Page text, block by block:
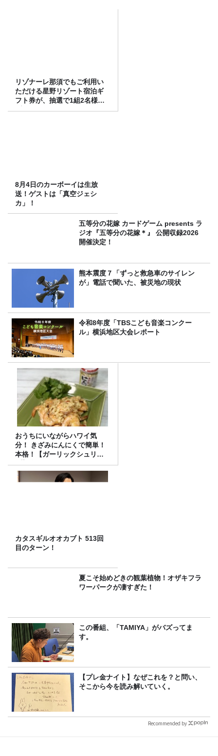
リゾナーレ那須でもご利用い
ただける星野リゾート宿泊ギ
フト券が、抽選で1組2名様に
プレゼント！
8月4日のカーボーイは生放
送！ゲストは「真空ジェシ
カ」！
五等分の花嫁 カードゲーム presents ラ
ジオ『五等分の花嫁＊』 公開収録2026
開催決定！
熊本震度７「ずっと救急車のサイレン
が」電話で聞いた、被災地の現状
令和8年度「TBSこども音楽コンクー
ル」横浜地区大会レポート
おうちにいながらハワイ気
分！ きざみにんにくで簡単！
本格！【ガーリックシュリン
プ】 桃屋のかんたんレシピ
カタスギルオオカブト 513回
目のターン！
夏こそ始めどきの観葉植物！オザキフラ
ワーパークが凄すぎた！
この番組、「TAMIYA」がバズってま
す。
【プレ金ナイト】なぜこれを？と問い、
そこから今を読み解いていく。
Recommended by